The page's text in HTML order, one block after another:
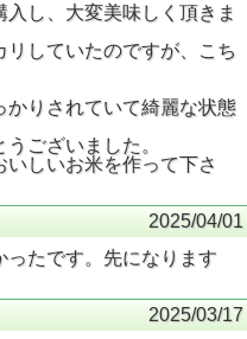
し、大変美味しく頂きま
していたのですが、こち
かりされていて綺麗な状態
ございました。
しいお米を作って下さ
2025/04/01
たです。先になります
2025/03/17